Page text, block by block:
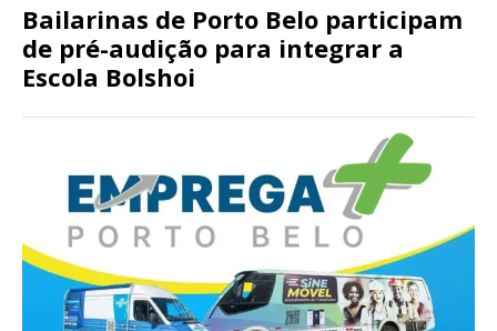
Bailarinas de Porto Belo participam
de pré-audição para integrar a
Escola Bolshoi